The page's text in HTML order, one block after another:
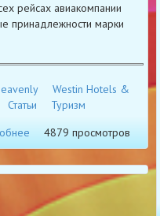
рейсах авиакомпании
принадлежности марки
Westin Hotels &
Статьи
Туризм
4879 просмотров